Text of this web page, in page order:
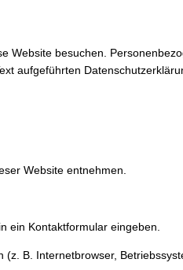
Website besuchen.
aufgeführten
Website entnehmen.
ein Kontaktformular eingeben.
B. Internetbrowser,